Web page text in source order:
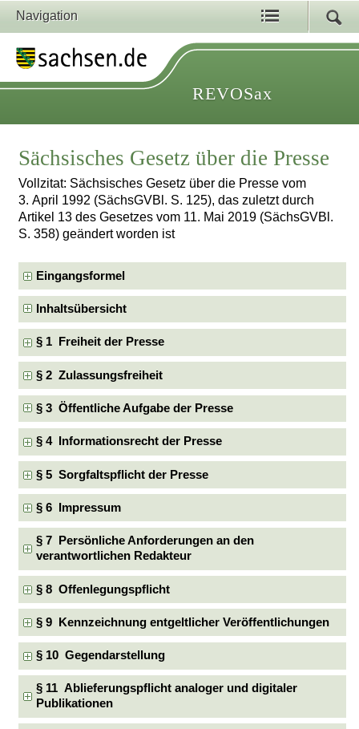
Navigation
REVOSax
Sächsisches Gesetz über die Presse
Vollzitat: Sächsisches Gesetz über die Presse vom
3. April 1992 (SächsGVBl. S. 125), das zuletzt durch
Artikel 13 des Gesetzes vom 11. Mai 2019 (SächsGVBl.
S. 358) geändert worden ist
Eingangsformel
Inhaltsübersicht
§ 1 Freiheit der Presse
§ 2 Zulassungsfreiheit
§ 3 Öffentliche Aufgabe der Presse
§ 4 Informationsrecht der Presse
§ 5 Sorgfaltspflicht der Presse
§ 6 Impressum
§ 7 Persönliche Anforderungen an den
verantwortlichen Redakteur
§ 8 Offenlegungspflicht
§ 9 Kennzeichnung entgeltlicher Veröffentlichungen
§ 10 Gegendarstellung
§ 11 Ablieferungspflicht analoger und digitaler
Publikationen